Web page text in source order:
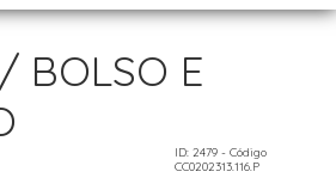
BOLSO E
ID: 2479 - Código
CC0202313.116.P